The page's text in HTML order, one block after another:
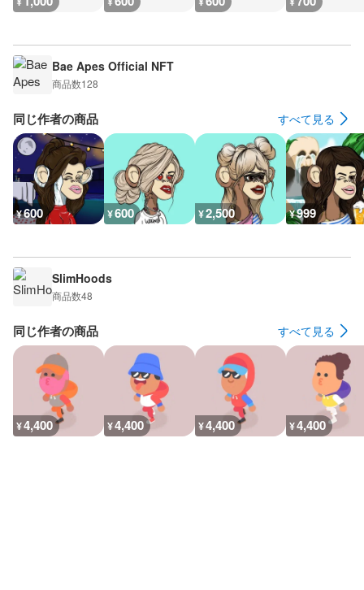
Bae Apes Official NFT
商品数128
同じ作者の商品 すべて見る
¥600 ¥600 ¥2,500 ¥999
SlimHoods
商品数48
同じ作者の商品 すべて見る
¥4,400 ¥4,400 ¥4,400 ¥4,400